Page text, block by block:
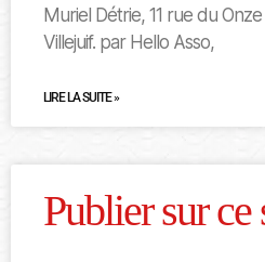
Muriel Détrie, 11 rue du
Villejuif. par Hello Asso,
LIRE LA SUITE »
Publier sur ce